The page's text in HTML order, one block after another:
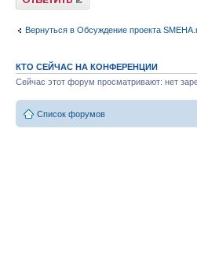
Вернуться в Обсуждение проекта
КТО СЕЙЧАС НА КОНФЕРЕНЦИИ
Сейчас этот форум просматривают: нет
Список форумов